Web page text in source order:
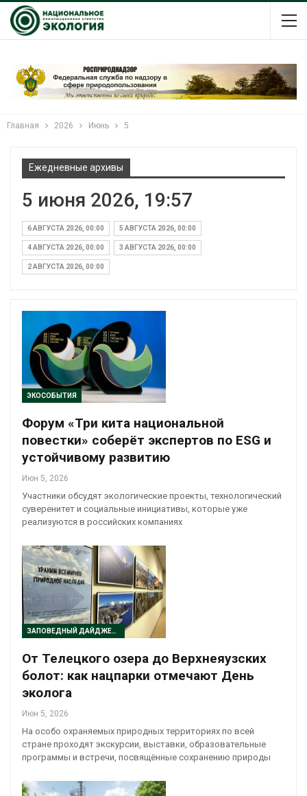
Главная 2026 Июнь 5
Ежедневные архивы
5 июня 2026, 19:57
6 АВГУСТА 2026, 00:00 5 АВГУСТА 2026, 00:00
4 АВГУСТА 2026, 00:00 3 АВГУСТА 2026, 00:00
2 АВГУСТА 2026, 00:00
ЭКОСОБЫТИЯ
Форум «Три кита национальной
повестки» соберёт экспертов по ESG и
устойчивому развитию
Июн 5, 2026
Участники обсудят экологические проекты, технологический
суверенитет и социальные инициативы, которые уже
реализуются в российских компаниях
ЗАПОВЕДНЫЙ ДАЙДЖЕСТ
От Телецкого озера до Верхнеяузских
болот: как нацпарки отмечают День
эколога
Июн 5, 2026
На особо охраняемых природных территориях по всей
стране проходят экскурсии, выставки, образовательные
программы и встречи, посвящённые сохранению природы